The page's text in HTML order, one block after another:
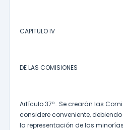
CAPITULO IV
DE LAS COMISIONES
Artículo 37º.. Se crearán las
considere conveniente,
la representación de las